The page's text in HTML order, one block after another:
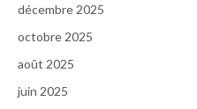
décembre 2025
octobre 2025
août 2025
juin 2025